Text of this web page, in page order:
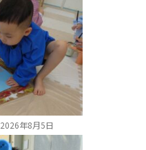
2026年8月5日